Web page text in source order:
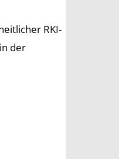
RKI-
der